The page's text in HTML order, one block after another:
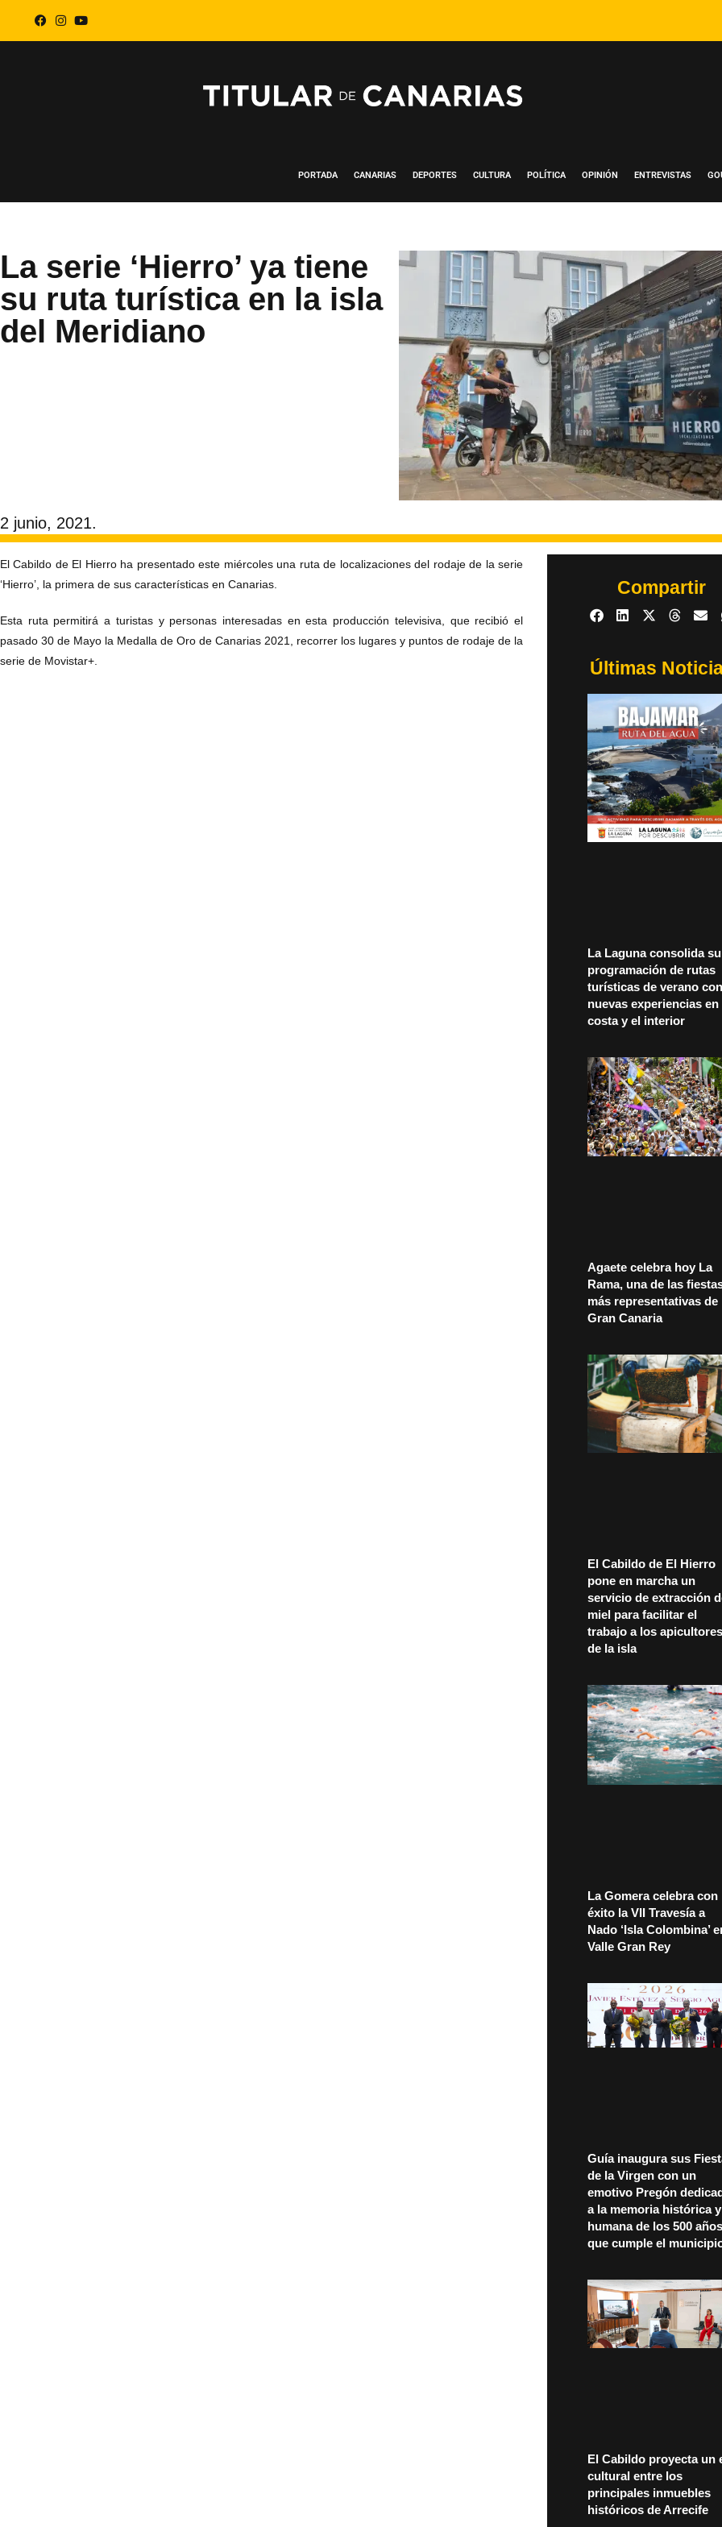
PORTADA CANARIAS DEPORTES CULTURA POLÍTICA OPINIÓN ENTREVISTAS
La serie ‘Hierro’ ya tiene
su ruta turística en la isla
del Meridiano
2 junio, 2021.
El Cabildo de El Hierro ha presentado este miércoles una ruta de localizaciones del rodaje de la serie
‘Hierro’, la primera de sus características en Canarias.
Esta ruta permitirá a turistas y personas interesadas en esta producción televisiva, que recibió el
pasado 30 de Mayo la Medalla de Oro de Canarias 2021, recorrer los lugares y puntos de rodaje de la
serie de Movistar+.
Compartir
Últimas
La Laguna consolida su
programación de rutas
turísticas de verano con
nuevas experiencias en
costa y el interior
Agaete celebra hoy La
Rama, una de las
más representativas de
Gran Canaria
El Cabildo de El Hierro
pone en marcha un
servicio de extracción
miel para facilitar el
trabajo a los apicultores
de la isla
La Gomera celebra con
éxito la VII Travesía a
Nado ‘Isla Colombina’
Valle Gran Rey
Guía inaugura sus
de la Virgen con un
emotivo Pregón
a la memoria histórica y
humana de los 500 años
que cumple el
El Cabildo proyecta un
cultural entre los
principales inmuebles
históricos de Arrecife